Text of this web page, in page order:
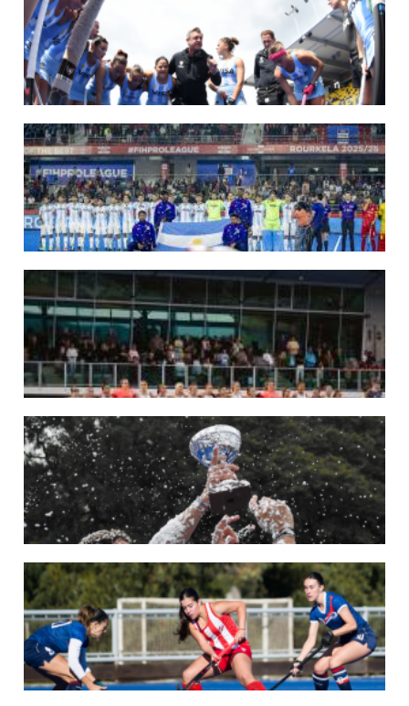
Del 15 al 30 de agosto disputarán el Mundial en Países Bajos y Bélgica.
LEER MÁS
09/07/2026
MUNDIAL 2026: LAS LEONAS CONVOCADAS POR FERNANDO F...
Del 15 al 30 de agosto disputarán el Mundial 2026 en Países Bajos y Bélgica.
LEER MÁS
29/05/2026
LOS LEONES CONVOCADOS PARA LA VENTANA EUROPEA DE P...
En junio, el seleccionado nacional disputará las últimas dos ventanas de Pro
League 2025-26 en Inglaterra y Alemania.
LEER MÁS
22/05/2026
LAS LEONAS CONVOCADAS PARA LA VENTANA EUROPEA DE P...
En junio, el seleccionado nacional disputará las últimas dos ventanas de Pro
League 2025-26 en Bélgica e Inglaterra.
18/05/2026
SE DEFINIERON LOS CAMPEONES DE LA PRIMERA FASE DE ...
Del 13 al 17 de mayo se llevó a cabo el torneo que reúne a los mejores clubes del
país.
LEER MÁS